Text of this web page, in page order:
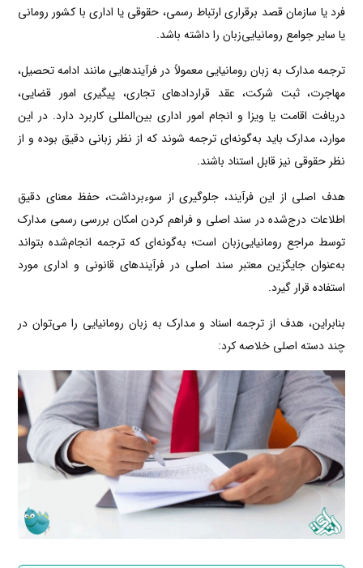
فرد یا سازمان قصد برقراری ارتباط رسمی، حقوقی یا اداری با کشور رومانی
یا سایر جوامع رومانیایی‌زبان را داشته باشد.
ترجمه مدارک به زبان رومانیایی معمولاً در فرآیندهایی مانند ادامه تحصیل،
مهاجرت، ثبت شرکت، عقد قراردادهای تجاری، پیگیری امور قضایی،
دریافت اقامت یا ویزا و انجام امور اداری بین‌المللی کاربرد دارد. در این
موارد، مدارک باید به‌گونه‌ای ترجمه شوند که از نظر زبانی دقیق بوده و از
نظر حقوقی نیز قابل استناد باشند.
هدف اصلی از این فرآیند، جلوگیری از سوءبرداشت، حفظ معنای دقیق
اطلاعات درج‌شده در سند اصلی و فراهم کردن امکان بررسی رسمی مدارک
توسط مراجع رومانیایی‌زبان است؛ به‌گونه‌ای که ترجمه انجام‌شده بتواند
به‌عنوان جایگزین معتبر سند اصلی در فرآیندهای قانونی و اداری مورد
استفاده قرار گیرد.
بنابراین، هدف از ترجمه اسناد و مدارک به زبان رومانیایی را می‌توان در
چند دسته اصلی خلاصه کرد: